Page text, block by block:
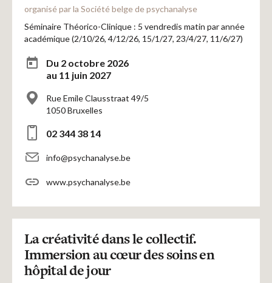
organisé par la Société belge de psychanalyse
Séminaire Théorico-Clinique : 5 vendredis matin par année
académique (2/10/26, 4/12/26, 15/1/27, 23/4/27, 11/6/27)
Du 2 octobre 2026
au 11 juin 2027
Rue Emile Clausstraat 49/5
1050 Bruxelles
02 344 38 14
info@psychanalyse.be
www.psychanalyse.be
La créativité dans le collectif.
Immersion au cœur des soins en
hôpital de jour